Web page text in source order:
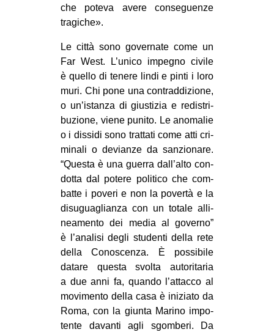
che poteva avere con­se­guenze
tragiche».
Le città sono gover­nate come un
Far West. L’unico impe­gno civile
è quello di tenere lindi e pinti i loro
muri. Chi pone una con­trad­di­zione,
o un’istanza di giu­sti­zia e redi­stri­
bu­zione, viene punito. Le ano­ma­lie
o i dis­sidi sono trat­tati come atti cri­
mi­nali o devianze da san­zio­nare.
“Que­sta è una guerra dall’alto con­
dotta dal potere poli­tico che com­
batte i poveri e non la povertà e la
disu­gua­glianza con un totale alli­
nea­mento dei media al governo”
è l’analisi degli stu­denti della rete
della Cono­scenza. È pos­si­bile
datare que­sta svolta auto­ri­ta­ria
a due anni fa, quando l’attacco al
movi­mento della casa è ini­ziato da
Roma, con la giunta Marino impo­
tente davanti agli sgom­beri. Da